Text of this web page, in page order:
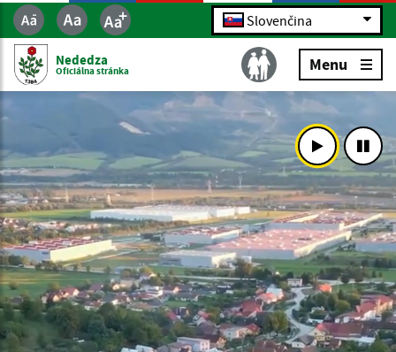
Slovenčina
Nededza
Oficiálna stránka Menu